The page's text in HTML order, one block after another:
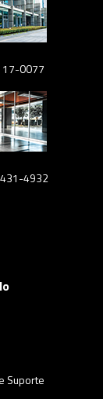
0077
4932
Suporte